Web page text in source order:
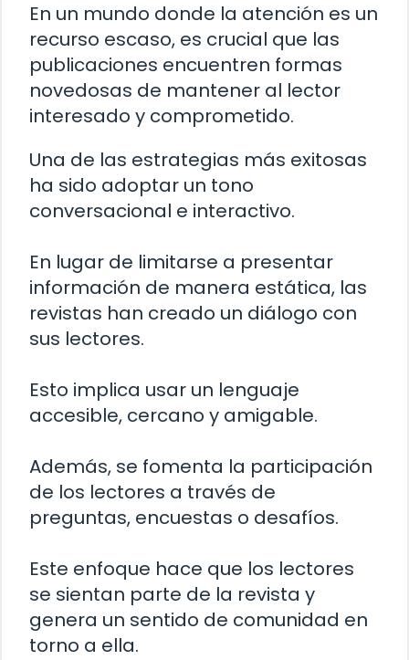
En un mundo donde la atención es un
recurso escaso, es crucial que las
publicaciones encuentren formas
novedosas de mantener al lector
interesado y comprometido.
Una de las estrategias más exitosas
ha sido adoptar un tono
conversacional e interactivo.
En lugar de limitarse a presentar
información de manera estática, las
revistas han creado un diálogo con
sus lectores.
Esto implica usar un lenguaje
accesible, cercano y amigable.
Además, se fomenta la participación
de los lectores a través de
preguntas, encuestas o desafíos.
Este enfoque hace que los lectores
se sientan parte de la revista y
genera un sentido de comunidad en
torno a ella.